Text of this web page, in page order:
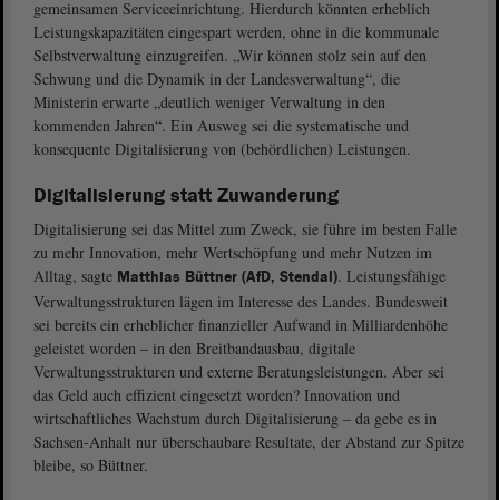
gemeinsamen Serviceeinrichtung. Hierdurch könnten erheblich
Leistungskapazitäten eingespart werden, ohne in die kommunale
Selbstverwaltung einzugreifen. „Wir können stolz sein auf den
Schwung und die Dynamik in der Landesverwaltung“, die
Ministerin erwarte „deutlich weniger Verwaltung in den
kommenden Jahren“. Ein Ausweg sei die systematische und
konsequente Digitalisierung von (behördlichen) Leistungen.
Digitalisierung statt Zuwanderung
Digitalisierung sei das Mittel zum Zweck, sie führe im besten Falle
zu mehr Innovation, mehr Wertschöpfung und mehr Nutzen im
Alltag, sagte Matthias Büttner (AfD, Stendal). Leistungsfähige
Verwaltungsstrukturen lägen im Interesse des Landes. Bundesweit
sei bereits ein erheblicher finanzieller Aufwand in Milliardenhöhe
geleistet worden ‒ in den Breitbandausbau, digitale
Verwaltungsstrukturen und externe Beratungsleistungen. Aber sei
das Geld auch effizient eingesetzt worden? Innovation und
wirtschaftliches Wachstum durch Digitalisierung ‒ da gebe es in
Sachsen-Anhalt nur überschaubare Resultate, der Abstand zur Spitze
bleibe, so Büttner.